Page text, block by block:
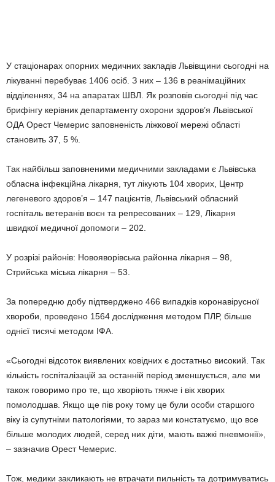
У стаціонарах опорних медичних закладів Львівщини сьогодні на
лікуванні перебуває 1406 осіб. З них – 136 в реанімаційних
відділеннях, 34 на апаратах ШВЛ. Як розповів сьогодні під час
брифінгу керівник департаменту охорони здоров’я Львівської
ОДА Орест Чемерис заповненість ліжкової мережі області
становить 37, 5 %.
Так найбільш заповненими медичними закладами є Львівська
обласна інфекційна лікарня, тут лікують 104 хворих, Центр
легеневого здоров’я – 147 пацієнтів, Львівський обласний
госпіталь ветеранів воєн та репресованих – 129, Лікарня
швидкої медичної допомоги – 202.
У розрізі районів: Новояворівська районна лікарня – 98,
Стрийська міська лікарня – 53.
За попередню добу підтверджено 466 випадків коронавірусної
хвороби, проведено 1564 дослідження методом ПЛР, більше
однієї тисячі методом ІФА.
«Сьогодні відсоток виявлених ковідних є достатньо високий. Так
кількість госпіталізацій за останній період зменшується, але ми
також говоримо про те, що хворіють тяжче і вік хворих
помолодшав. Якщо ще пів року тому це були особи старшого
віку із супутніми патологіями, то зараз ми констатуємо, що все
більше молодих людей, серед них діти, мають важкі пневмонії»,
– зазначив Орест Чемерис.
Тож, медики закликають не втрачати пильність та дотримуватись